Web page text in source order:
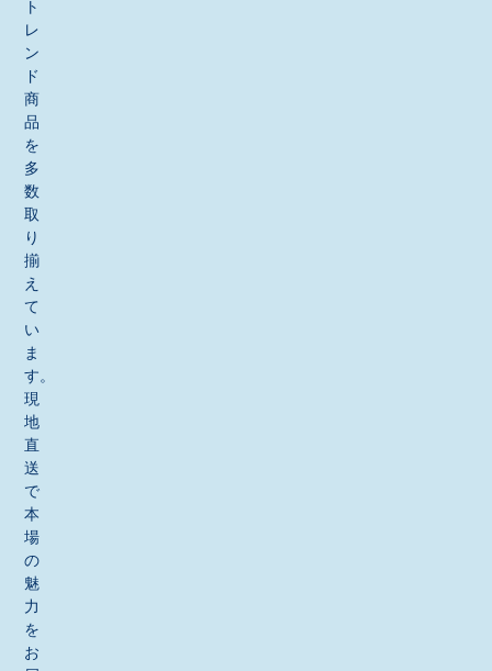
ト
レ
ン
ド
商
品
を
多
数
取
り
揃
え
て
い
ま
す。
現
地
直
送
で
本
場
の
魅
力
を
お